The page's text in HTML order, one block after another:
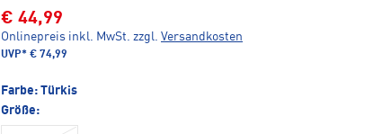
€ 44,99
Onlinepreis inkl. MwSt. zzgl. Versandkosten
UVP* € 74,99
Farbe: Türkis
Größe: